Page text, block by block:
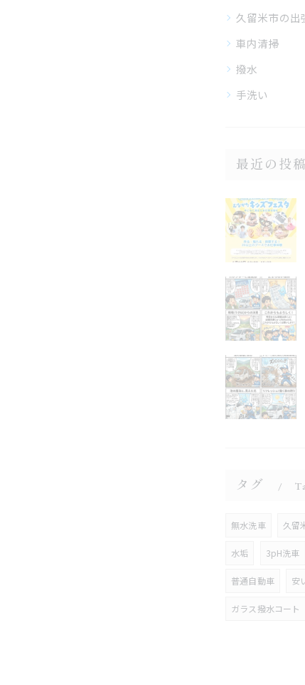
久留米市の出
車内清掃
撥水
手洗い
最近の投稿
タグ
無水洗車 久留
水垢 3pH洗車
普通自動車 安
ガラス撥水コート